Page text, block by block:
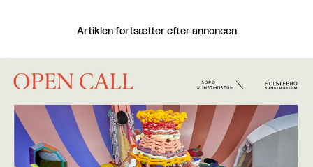
Artiklen fortsætter efter annoncen